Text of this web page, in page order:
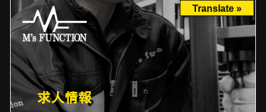
求人情報
Translate »